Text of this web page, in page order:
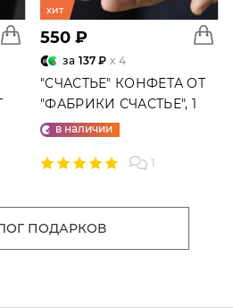
хит
550 ₽
за 137 ₽ x 4
"СЧАСТЬЕ" КОНФЕТА ОТ
"ФАБРИКИ СЧАСТЬЕ", 1
ШТ.в наличии
1
ПОДАРКОВ